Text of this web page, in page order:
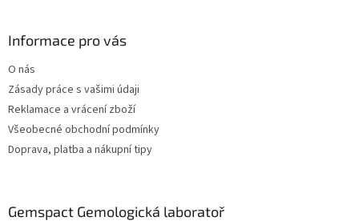
Informace pro vás
O nás
Zásady práce s vašimi údaji
Reklamace a vrácení zboží
Všeobecné obchodní podmínky
Doprava, platba a nákupní tipy
Gemspact Gemologická laboratoř